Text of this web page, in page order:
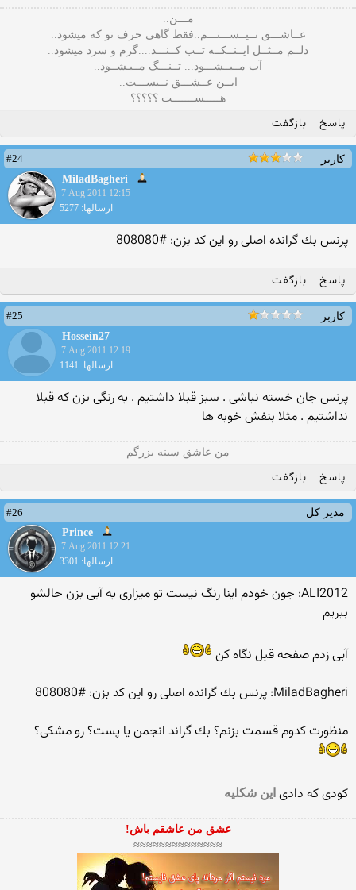
مـــن..
عــاشـــق نــيــســـتـــم..فقط گاهي حرف تو كه ميشود..
دلــم مــثــل ايــنــكــه تــب كــنـــد....گرم و سرد ميشود..
آب مــيــشـــود... تــنـــگ مــيـشــود..
ايــن عــشـــق نــيســـت..
هـــــســـــــت ؟؟؟؟؟
پاسخ بازگفت
کاربر
#24
MiladBagheri
7 Aug 2011 12:15
ارسالها: 5277
پرنس بك گرانده اصلی رو این كد بزن: #808080
پاسخ بازگفت
کاربر
#25
Hossein27
7 Aug 2011 12:19
ارسالها: 1141
پرنس جان خسته نباشی . سبز قبلا داشتیم . یه رنگی بزن که قبلا
نداشتیم . مثلا بنفش خوبه ها
من عاشق سینه بزرگم
پاسخ بازگفت
مدیر کل
#26
Prince
7 Aug 2011 12:21
ارسالها: 3301
ALI2012: جون خودم اینا رنگ نیست تو میزاری یه آبی بزن حالشو
ببریم
آبی زدم صفحه قبل نگاه كن
MiladBagheri: پرنس بك گرانده اصلی رو این كد بزن: #808080
منظورت كدوم قسمت بزنم؟ بك گراند انجمن یا پست؟ رو مشكی؟
كودی كه دادی این شكلیه
عشق من عاشقم باش!
≈≈≈≈≈≈≈≈≈≈≈≈≈≈